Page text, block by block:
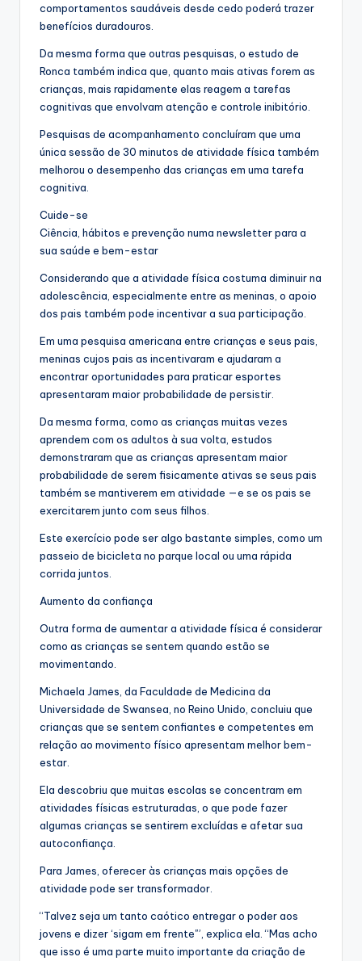
comportamentos saudáveis desde cedo poderá trazer
benefícios duradouros.
Da mesma forma que outras pesquisas, o estudo de
Ronca também indica que, quanto mais ativas forem as
crianças, mais rapidamente elas reagem a tarefas
cognitivas que envolvam atenção e controle inibitório.
Pesquisas de acompanhamento concluíram que uma
única sessão de 30 minutos de atividade física também
melhorou o desempenho das crianças em uma tarefa
cognitiva.
Cuide-se
Ciência, hábitos e prevenção numa newsletter para a
sua saúde e bem-estar
Considerando que a atividade física costuma diminuir na
adolescência, especialmente entre as meninas, o apoio
dos pais também pode incentivar a sua participação.
Em uma pesquisa americana entre crianças e seus pais,
meninas cujos pais as incentivaram e ajudaram a
encontrar oportunidades para praticar esportes
apresentaram maior probabilidade de persistir.
Da mesma forma, como as crianças muitas vezes
aprendem com os adultos à sua volta, estudos
demonstraram que as crianças apresentam maior
probabilidade de serem fisicamente ativas se seus pais
também se mantiverem em atividade —e se os pais se
exercitarem junto com seus filhos.
Este exercício pode ser algo bastante simples, como um
passeio de bicicleta no parque local ou uma rápida
corrida juntos.
Aumento da confiança
Outra forma de aumentar a atividade física é considerar
como as crianças se sentem quando estão se
movimentando.
Michaela James, da Faculdade de Medicina da
Universidade de Swansea, no Reino Unido, concluiu que
crianças que se sentem confiantes e competentes em
relação ao movimento físico apresentam melhor bem-
estar.
Ela descobriu que muitas escolas se concentram em
atividades físicas estruturadas, o que pode fazer
algumas crianças se sentirem excluídas e afetar sua
autoconfiança.
Para James, oferecer às crianças mais opções de
atividade pode ser transformador.
“Talvez seja um tanto caótico entregar o poder aos
jovens e dizer ‘sigam em frente'”, explica ela. “Mas acho
que isso é uma parte muito importante da criação de